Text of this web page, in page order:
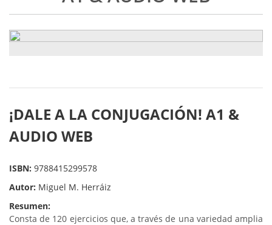
¡DALE A LA CONJUGACIÓN! A1 &
AUDIO WEB
ISBN: 9788415299578
Autor: Miguel M. Herráiz
Resumen:
Consta de 120 ejercicios que, a través de una variedad amplia